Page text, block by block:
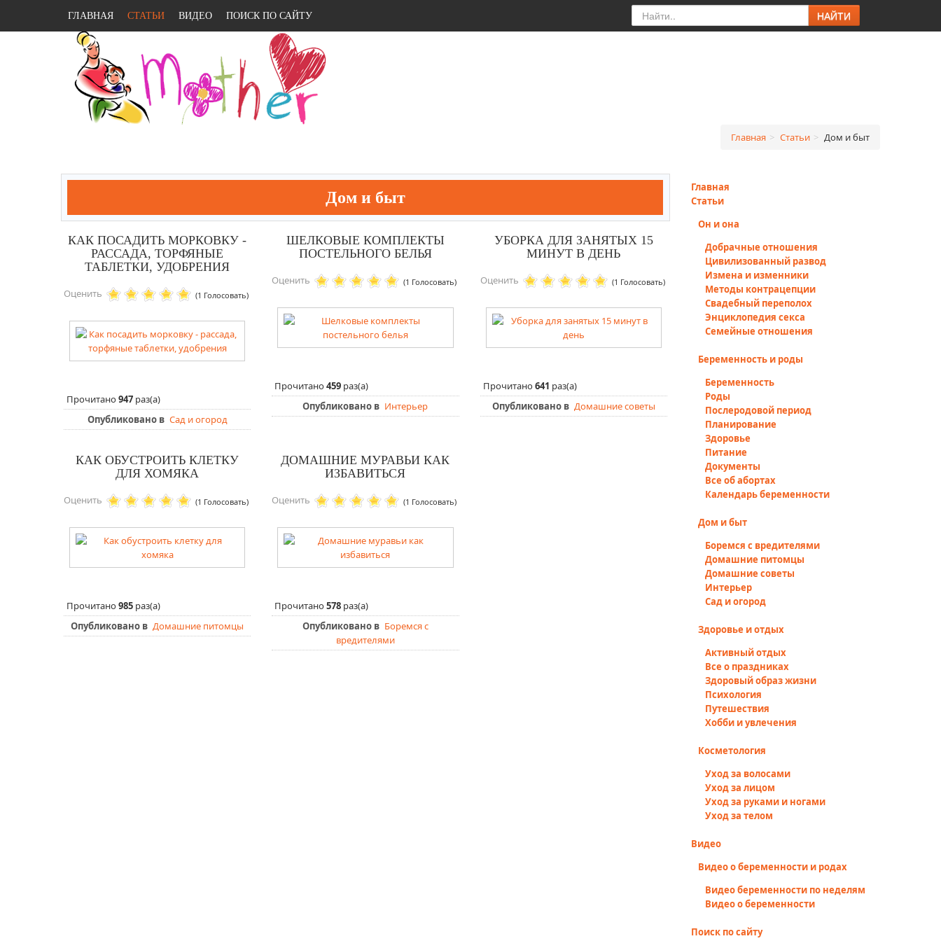
ГЛАВНАЯ СТАТЬИ ВИДЕО ПОИСК ПО САЙТУ НАЙТИ
Главная > Статьи > Дом и быт
Дом и быт
КАК ПОСАДИТЬ МОРКОВКУ -
РАССАДА, ТОРФЯНЫЕ
ТАБЛЕТКИ, УДОБРЕНИЯ
Оценить (1 Голосовать)
Прочитано947 раз(а)
Опубликовано в Сад и огород
ШЕЛКОВЫЕ КОМПЛЕКТЫ
ПОСТЕЛЬНОГО БЕЛЬЯ
Оценить (1 Голосовать)
Прочитано459 раз(а)
Опубликовано в Интерьер
УБОРКА ДЛЯ ЗАНЯТЫХ 15
МИНУТ В ДЕНЬ
Оценить (1 Голосовать)
Прочитано641 раз(а)
Опубликовано в Домашние советы
КАК ОБУСТРОИТЬ КЛЕТКУ
ДЛЯ ХОМЯКА
Оценить (1 Голосовать)
Прочитано985 раз(а)
Опубликовано в Домашние питомцы
ДОМАШНИЕ МУРАВЬИ КАК
ИЗБАВИТЬСЯ
Оценить (1 Голосовать)
Прочитано578 раз(а)
Опубликовано в Боремся с
вредителями
Главная
Статьи
Он и она
Добрачные отношения
Цивилизованный развод
Измена и изменники
Методы контрацепции
Свадебный переполох
Энциклопедия секса
Семейные отношения
Беременность и роды
Беременность
Роды
Послеродовой период
Планирование
Здоровье
Питание
Документы
Все об абортах
Календарь беременности
Дом и быт
Боремся с вредителями
Домашние питомцы
Домашние советы
Интерьер
Сад и огород
Здоровье и отдых
Активный отдых
Все о праздниках
Здоровый образ жизни
Психология
Путешествия
Хобби и увлечения
Косметология
Уход за волосами
Уход за лицом
Уход за руками и ногами
Уход за телом
Видео
Видео о беременности и родах
Видео беременности по неделям
Видео о беременности
Поиск по сайту